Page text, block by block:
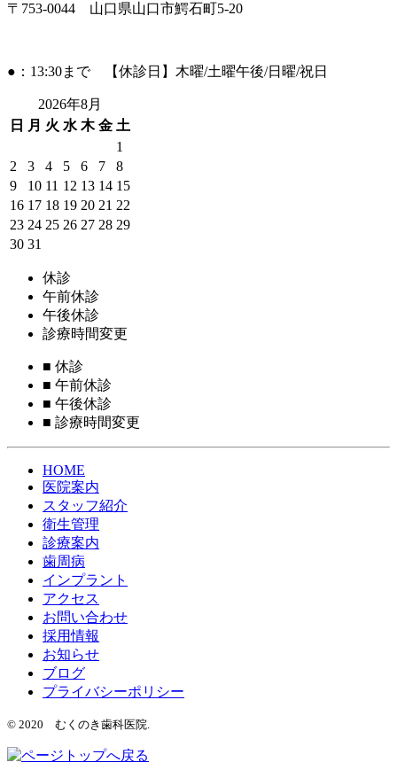
〒753-0044 山口県山口市鰐石町5-20
●：13:30まで 【休診日】木曜/土曜午後/日曜/祝日
2026年8月
日
月 火 水 木 金 土
1
2
3 4 5 6 7
8
9
10 11 12 13 14 15
16 17 18 19 20 21 22
23 24 25 26 27 28 29
30 31
休診
午前休診
午後休診
診療時間変更
■ 休診
■ 午前休診
■ 午後休診
■ 診療時間変更
HOME
医院案内
スタッフ紹介
衛生管理
診療案内
歯周病
インプラント
アクセス
お問い合わせ
採用情報
お知らせ
ブログ
プライバシーポリシー
© 2020 むくのき歯科医院.